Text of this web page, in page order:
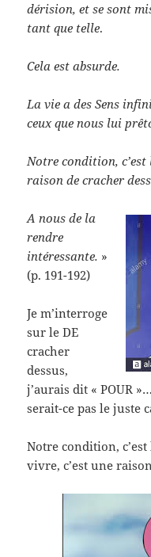
dérision, et se sont
tant que telle.
Cela est absurde.
La vie a des Sens
ceux que nous lui
Notre condition, c’est
raison de cracher
A nous de la
rendre
intéressante. »
(p. 191-192)
Je m’interroge
sur le DE
cracher
dessus,
j’aurais dit « POUR
serait-ce pas le juste
Notre condition,
vivre, c’est une